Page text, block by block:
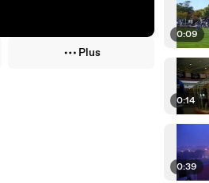
Plus
0:09
0:14
0:39